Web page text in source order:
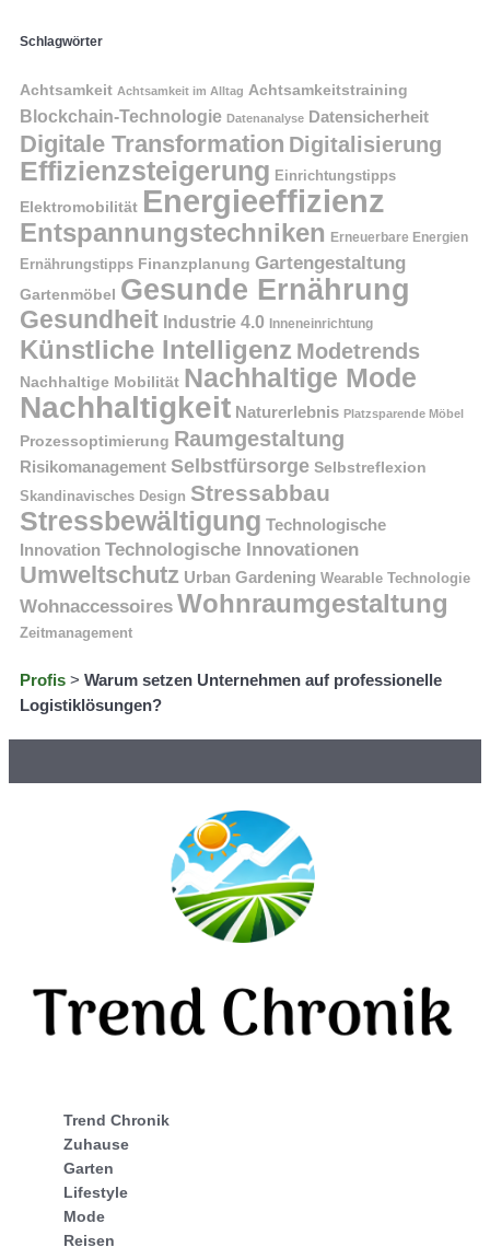
Schlagwörter
Achtsamkeit Achtsamkeit im Alltag Achtsamkeitstraining
Blockchain-Technologie Datenanalyse Datensicherheit
Digitale Transformation Digitalisierung
Effizienzsteigerung Einrichtungstipps
Elektromobilität Energieeffizienz
Entspannungstechniken Erneuerbare Energien
Ernährungstipps Finanzplanung Gartengestaltung
Gartenmöbel Gesunde Ernährung
Gesundheit Industrie 4.0 Inneneinrichtung
Künstliche Intelligenz Modetrends
Nachhaltige Mobilität Nachhaltige Mode
Nachhaltigkeit Naturerlebnis Platzsparende Möbel
Prozessoptimierung Raumgestaltung
Risikomanagement Selbstfürsorge Selbstreflexion
Skandinavisches Design Stressabbau
Stressbewältigung Technologische
Innovation Technologische Innovationen
Umweltschutz Urban Gardening Wearable Technologie
Wohnaccessoires Wohnraumgestaltung
Zeitmanagement
Profis > Warum setzen Unternehmen auf professionelle
Logistiklösungen?
Trend Chronik
Zuhause
Garten
Lifestyle
Mode
Reisen